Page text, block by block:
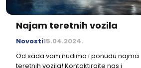
Najam teretnih vozila
Novosti15.04.2024.
Od sada vam nudimo i ponudu najma
teretnih vozila! Kontaktirajte nas i